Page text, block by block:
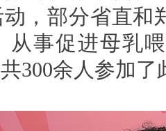
，部分省直和
从事促进母乳
300余人参加了